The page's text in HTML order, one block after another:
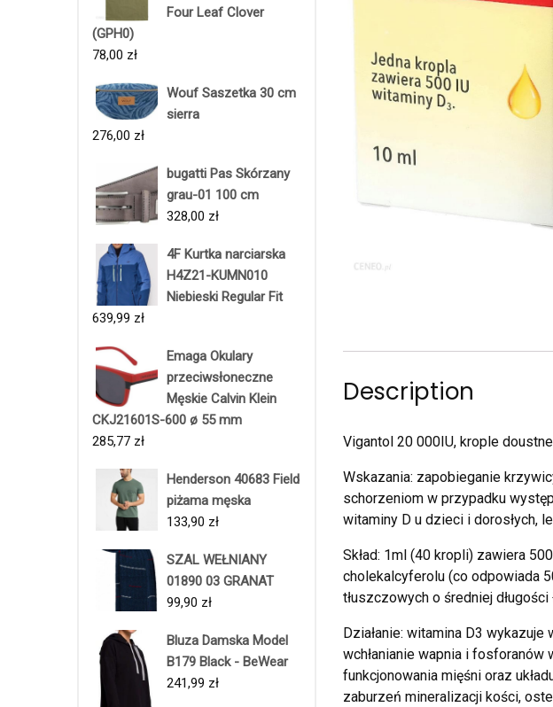
Four Leaf Clover
(GPH0)
78,00 zł
Wouf Saszetka 30 cm
sierra
276,00 zł
bugatti Pas Skórzany
grau-01 100 cm
328,00 zł
4F Kurtka narciarska
H4Z21-KUMN010
Niebieski Regular Fit
639,99 zł
Emaga Okulary
przeciwsłoneczne
Męskie Calvin Klein
CKJ21601S-600 ø 55 mm
285,77 zł
Henderson 40683 Field
piżama męska
133,90 zł
SZAL WEŁNIANY
01890 03 GRANAT
99,90 zł
Bluza Damska Model
B179 Black - BeWear
241,99 zł
Description
Vigantol 20 000IU, krople
Wskazania: zapobieganie
schorzeniom w przypadku
witaminy D u dzieci i dorosłych,
Skład: 1ml (40 kropli) zawiera
cholekalcyferolu (co odpowiada
tłuszczowych o średniej długości
Działanie: witamina D3
wchłanianie wapnia i fosforanów
funkcjonowania mięśni oraz
zaburzeń mineralizacji kości,